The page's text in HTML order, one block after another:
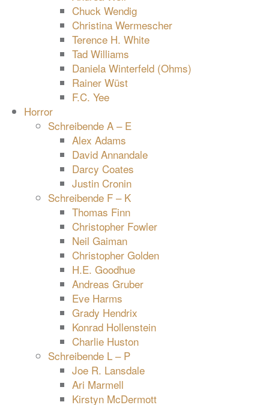
Chuck Wendig
Christina Wermescher
Terence H. White
Tad Williams
Daniela Winterfeld (Ohms)
Rainer Wüst
F.C. Yee
Horror
Schreibende A – E
Alex Adams
David Annandale
Darcy Coates
Justin Cronin
Schreibende F – K
Thomas Finn
Christopher Fowler
Neil Gaiman
Christopher Golden
H.E. Goodhue
Andreas Gruber
Eve Harms
Grady Hendrix
Konrad Hollenstein
Charlie Huston
Schreibende L – P
Joe R. Lansdale
Ari Marmell
Kirstyn McDermott